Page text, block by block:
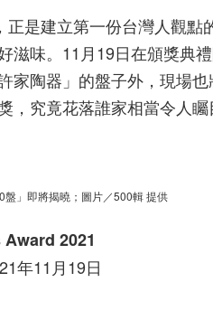
正是建立第一份台灣人觀
滋味。11月19日在頒獎典
家陶器」的盤子外，現場
，究竟花落誰家相當令人矚
盤」即將揭曉 ；圖片／500輯 提供
2021
年11月19日